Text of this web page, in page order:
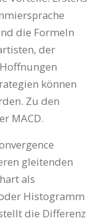
die Formeln
der
können
Zu den
MACD.
gleitenden
als
Histogramm
die Differenz